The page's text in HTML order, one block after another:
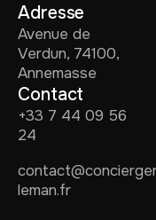
Adresse
Avenue de
Verdun, 74100,
Annemasse
Contact
+33 7 44 09 56
24
leman.fr